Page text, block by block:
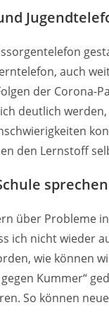
auch
der Corona-
deutlich
den Lernstoff
sprechen
über Probleme
ich nicht wieder
wie können
Kummer“
So können